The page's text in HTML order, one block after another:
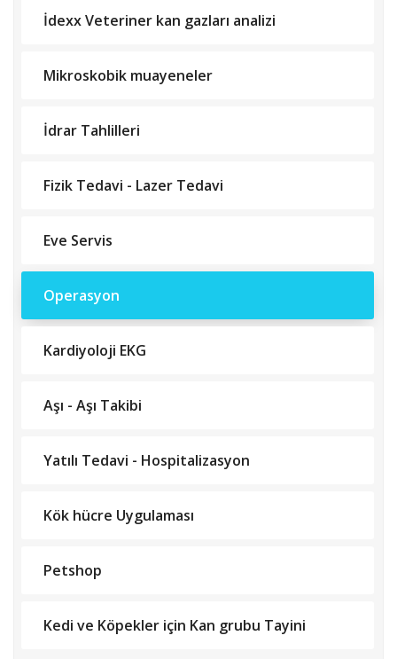
İdexx Veteriner kan gazları analizi
Mikroskobik muayeneler
İdrar Tahlilleri
Fizik Tedavi - Lazer Tedavi
Eve Servis
Operasyon
Kardiyoloji EKG
Aşı - Aşı Takibi
Yatılı Tedavi - Hospitalizasyon
Kök hücre Uygulaması
Petshop
Kedi ve Köpekler için Kan grubu Tayini